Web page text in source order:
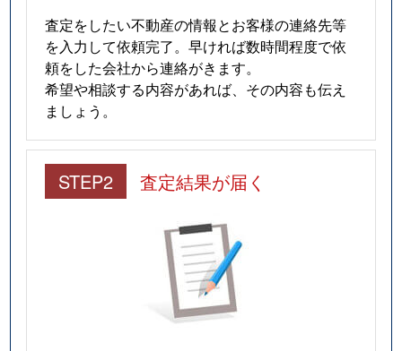
査定をしたい不動産の情報とお客様の連絡先等
を入力して依頼完了。早ければ数時間程度で依
頼をした会社から連絡がきます。
希望や相談する内容があれば、その内容も伝え
ましょう。
STEP2 査定結果が届く